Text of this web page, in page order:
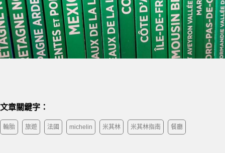
文章關鍵字：
輪胎 旅遊 法國 michelin 米其林 米其林指南 餐廳